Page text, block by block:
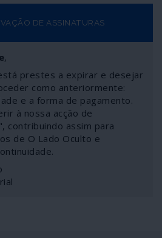
DE ASSINATURAS
,
prestes a expirar e desejar
como anteriormente:
e a forma de pagamento.
à nossa acção de
contribuindo assim para
de O Lado Oculto e